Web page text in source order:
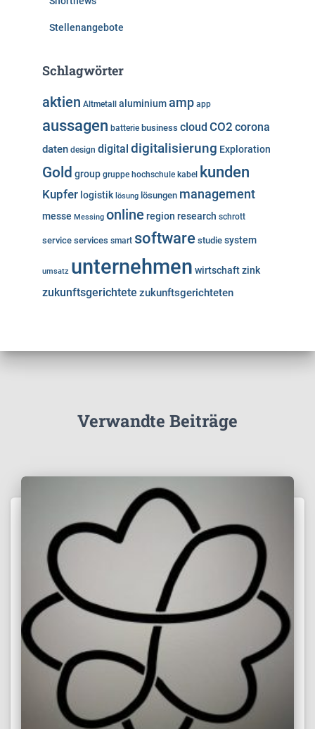
Stellenangebote
Schlagwörter
aktien Altmetall aluminiumamp app
aussagen batterie business cloud CO2 corona
daten design digital digitalisierung Exploration
Gold group gruppe hochschule kabel kunden
Kupfer logistik lösung lösungen management
messe Messing online region research schrott
service services smart software studie system
umsatz unternehmen wirtschaftzink
zukunftsgerichtete zukunftsgerichteten
Verwandte Beiträge